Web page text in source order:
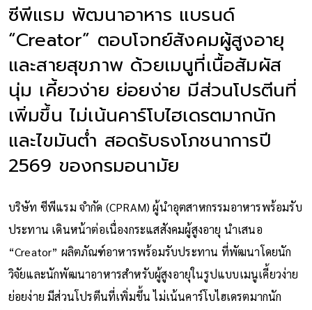
ซีพีแรม พัฒนาอาหาร แบรนด์
“Creator” ตอบโจทย์สังคมผู้สูงอายุ
และสายสุขภาพ ด้วยเมนูที่เนื้อสัมผัส
นุ่ม เคี้ยวง่าย ย่อยง่าย มีส่วนโปรตีนที่
เพิ่มขึ้น ไม่เน้นคาร์โบไฮเดรตมากนัก
และไขมันต่ำ สอดรับธงโภชนาการปี
2569 ของกรมอนามัย
บริษัท ซีพีแรม จำกัด (CPRAM) ผู้นำอุตสาหกรรมอาหารพร้อมรับ
ประทาน เดินหน้าต่อเนื่องกระแสสังคมผู้สูงอายุ นำเสนอ
“Creator” ผลิตภัณฑ์อาหารพร้อมรับประทาน ที่พัฒนาโดยนัก
วิจัยและนักพัฒนาอาหารสำหรับผู้สูงอายุในรูปแบบเมนูเคี้ยวง่าย
ย่อยง่าย มีส่วนโปรตีนที่เพิ่มขึ้น ไม่เน้นคาร์โบไฮเดรตมากนัก